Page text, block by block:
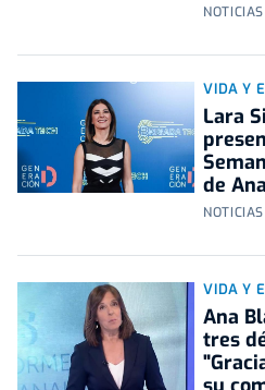
VIDA Y
Lara
de
VIDA Y
Ana
tres